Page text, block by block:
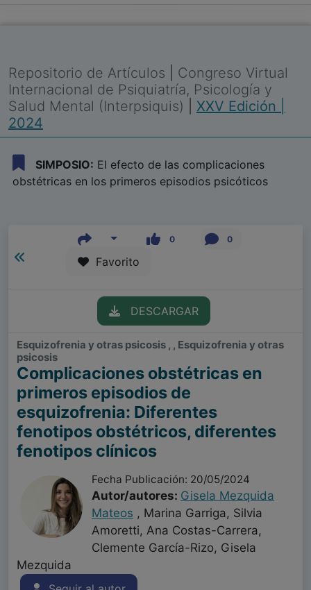
Repositorio de Artículos
Congreso Virtual
Internacional de Psiquiatría, Psicología y
Salud Mental (Interpsiquis)
XXV Edición |
2024
SIMPOSIO: El efecto de las complicaciones
obstétricas en los primeros episodios psicóticos
0 0
Favorito
DESCARGAR
Esquizofrenia y otras psicosis , , Esquizofrenia y otras
psicosis
Complicaciones obstétricas en
primeros episodios de
esquizofrenia: Diferentes
fenotipos obstétricos, diferentes
fenotipos clínicos
Fecha Publicación: 20/05/2024
Autor/autores: Gisela Mezquida
Mateos , Marina Garriga, Silvia
Amoretti, Ana Costas-Carrera,
Clemente García-Rizo, Gisela
Mezquida